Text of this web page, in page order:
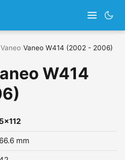
Vaneo Vaneo W414 (2002 - 2006)
W414
5x112
66.6 mm